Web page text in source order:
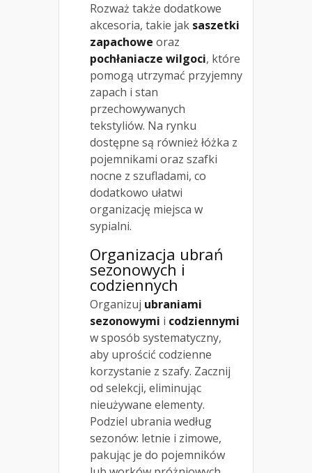
Rozważ także dodatkowe
akcesoria, takie jak saszetki
zapachowe oraz
pochłaniacze wilgoci, które
pomogą utrzymać przyjemny
zapach i stan
przechowywanych
tekstyliów. Na rynku
dostępne są również łóżka z
pojemnikami oraz szafki
nocne z szufladami, co
dodatkowo ułatwi
organizację miejsca w
sypialni.
Organizacja ubrań
sezonowych i
codziennych
Organizuj ubraniami
sezonowymi i codziennymi
w sposób systematyczny,
aby uprościć codzienne
korzystanie z szafy. Zacznij
od selekcji, eliminując
nieużywane elementy.
Podziel ubrania według
sezonów: letnie i zimowe,
pakując je do pojemników